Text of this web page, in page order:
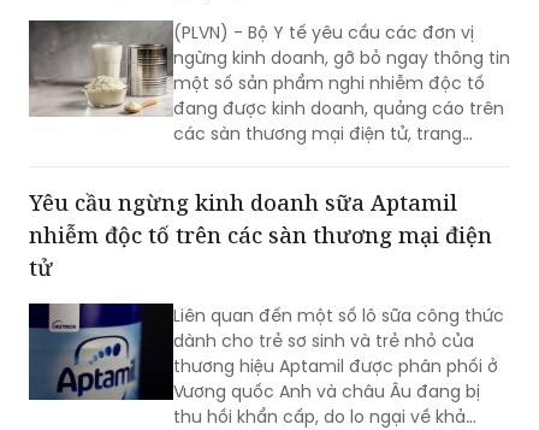
(PLVN) - Bộ Y tế yêu cầu các đơn vị
ngừng kinh doanh, gỡ bỏ ngay thông tin
một số sản phẩm nghi nhiễm độc tố
đang được kinh doanh, quảng cáo trên
các sàn thương mại điện tử, trang
Yêu cầu ngừng kinh doanh sữa Aptamil
nhiễm độc tố trên các sàn thương mại điện
tử
Liên quan đến một số lô sữa công thức
dành cho trẻ sơ sinh và trẻ nhỏ của
thương hiệu Aptamil được phân phối ở
Vương quốc Anh và châu Âu đang bị
thu hồi khẩn cấp, do lo ngại về khả